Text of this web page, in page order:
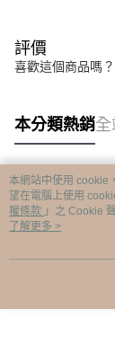
評價
喜歡這個商品嗎
本分類熱銷全
熱門標籤
本網站中使用 cookie
望在電腦上使用
權條款 」之 Cookie
用條款之 Cookie 聲
了解更多 >